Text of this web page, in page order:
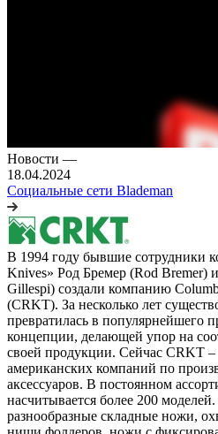
Новости —
18.04.2024
Социальные сети Blademan
В 1994 году бывшие сотрудники
Knives» Род Бремер (Rod Bremer)
Gillespi) создали компанию
(CRKT). За несколько лет
превратилась в популярнейшего
концепции, делающей упор на
своей продукции. Сейчас CRKT
американских компаний по
аксессуаров. В постоянном
насчитывается более 200
разнообразные складные ножи,